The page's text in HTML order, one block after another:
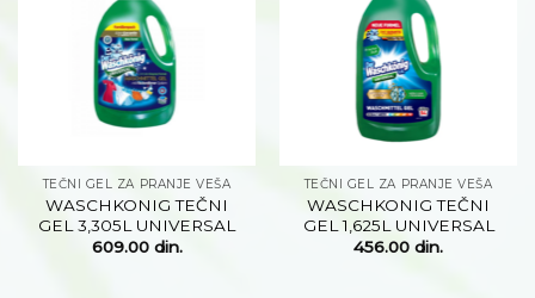
TEČNI GEL ZA PRANJE VEŠA
WASCHKONIG TEČNI
GEL 3,305L UNIVERSAL
609.00 din.
TEČNI GEL ZA PRANJE VEŠA
WASCHKONIG TEČNI
GEL 1,625L UNIVERSAL
456.00 din.